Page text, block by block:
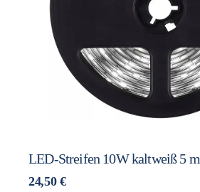
LED-Streifen 10W kaltweiß 5 m
24,50€